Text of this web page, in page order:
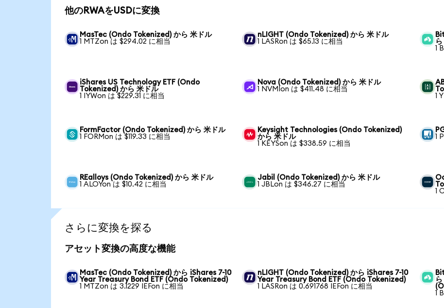
他のRWAをUSDに変換
MasTec (Ondo Tokenized) から 米ドル
1 MTZon は $294.02 に相当
nLIGHT (Ondo Tokenized) から 米ドル
1 LASRon は $65.13 に相当
ら
1
iShares US Technology ETF (Ondo
Tokenized) から 米ドル
1 IYWon は $229.31 に相当
Nova (Ondo Tokenized) から 米ドル
1 NVMIon は $411.48 に相当
1
FormFactor (Ondo Tokenized) から 米ドル
1 FORMon は $119.33 に相当
Keysight Technologies (Ondo Tokenized)
から 米ドル
1 KEYSon は $338.59 に相当
1
REalloys (Ondo Tokenized) から 米ドル
1 ALOYon は $10.42 に相当
Jabil (Ondo Tokenized) から 米ドル
1 JBLon は $346.27 に相当
1
さらに変換を探る
アセット変換の高度な機能
MasTec (Ondo Tokenized) から iShares 7-10
Year Treasury Bond ETF (Ondo Tokenized)
1 MTZon は 3.1229 IEFon に相当
nLIGHT (Ondo Tokenized) から iShares 7-10
Year Treasury Bond ETF (Ondo Tokenized)
1 LASRon は 0.691768 IEFon に相当
ら
1